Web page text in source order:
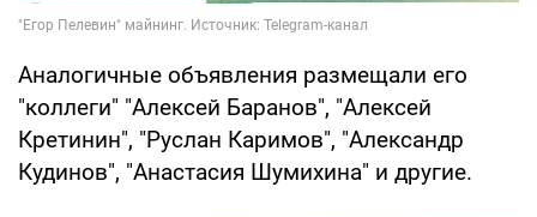
Аналогичные объявления размещали его
"коллеги" "Алексей Баранов", "Алексей
Кретинин", "Руслан Каримов", "Александр
Кудинов", "Анастасия Шумихина" и другие.